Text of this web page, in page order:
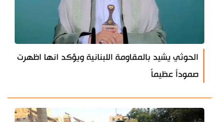
الحوثي يشيد بالمقاومة اللبنانية ويؤكد انها اظهرت
صموداً عظيماً